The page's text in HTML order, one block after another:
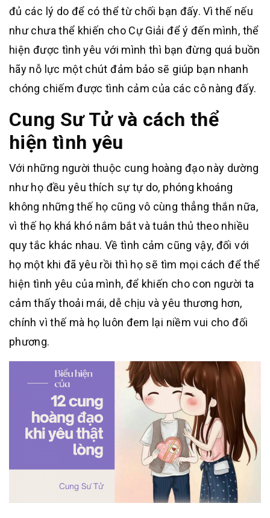
đủ các lý do để có thể từ chối bạn đấy. Vì thế nếu
như chưa thể khiến cho Cự Giải để ý đến mình, thể
hiện được tình yêu với mình thì bạn đừng quá buồn
hãy nỗ lực một chút đảm bảo sẽ giúp bạn nhanh
chóng chiếm được tình cảm của các cô nàng đấy.
Cung Sư Tử và cách thể
hiện tình yêu
Với những người thuộc cung hoàng đạo này dường
như họ đều yêu thích sự tự do, phóng khoáng
không những thế họ cũng vô cùng thẳng thắn nữa,
vì thế họ khá khó nắm bắt và tuân thủ theo nhiều
quy tắc khác nhau. Về tình cảm cũng vậy, đối với
họ một khi đã yêu rồi thì họ sẽ tìm mọi cách để thể
hiện tình yêu của mình, để khiến cho con người ta
cảm thấy thoải mái, dễ chịu và yêu thương hơn,
chính vì thế mà họ luôn đem lại niềm vui cho đối
phương.